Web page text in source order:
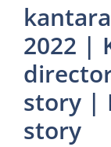
2022 |
story |
story